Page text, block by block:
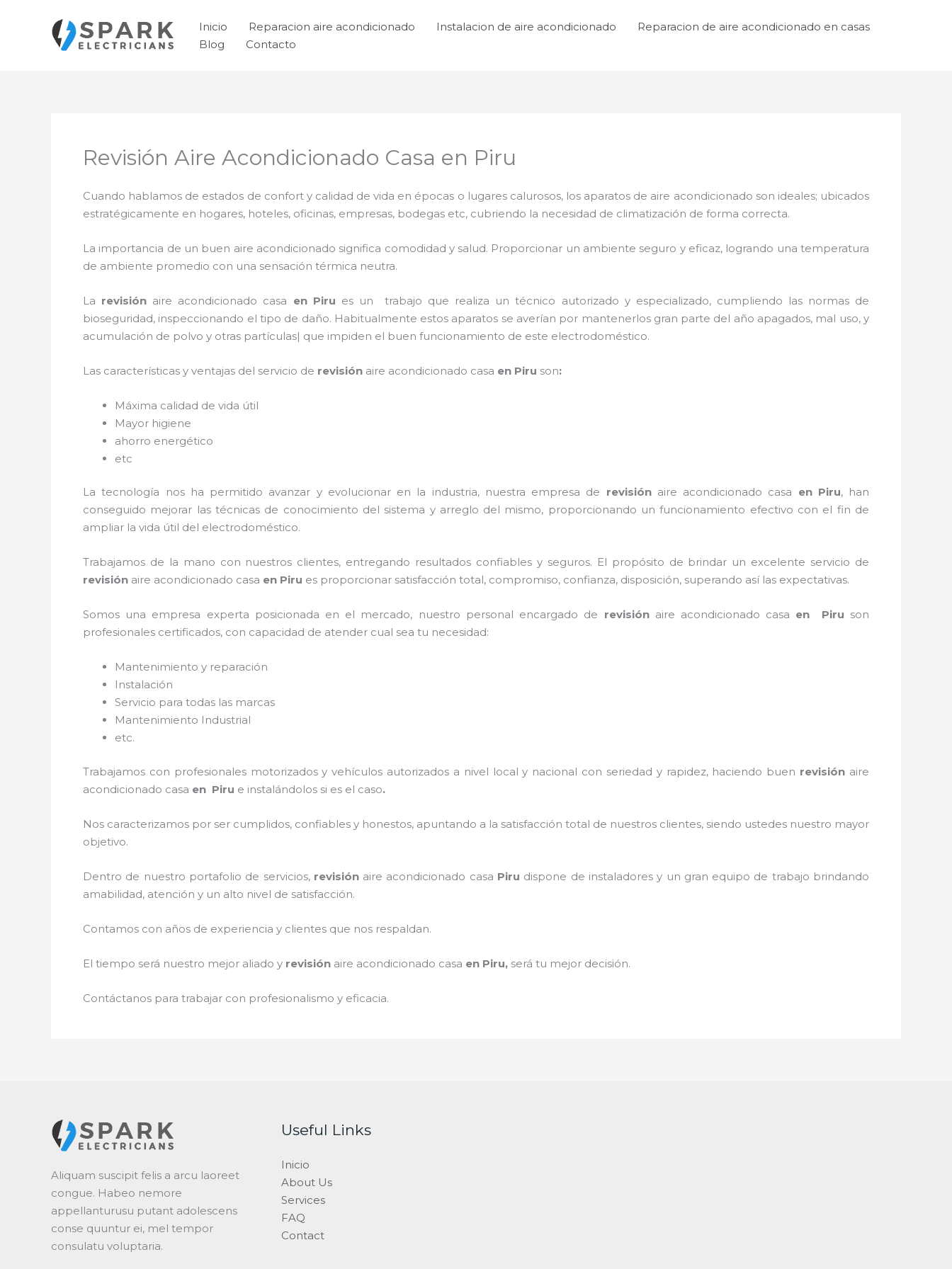
contenido
Inicio Reparacion aire acondicionado Instalacion de aire acondicionado
Reparacion de aire acondicionado en casas
Blog
Contacto
Revisión Aire Acondicionado Casa en Piru
Cuando hablamos de estados de confort y calidad de vida en épocas o lugares calurosos, los aparatos de aire acondicionado son ideales; ubicados
estratégicamente en hogares, hoteles, oficinas, empresas, bodegas etc, cubriendo la necesidad de climatización de forma correcta.
La importancia de un buen aire acondicionado significa comodidad y salud. Proporcionar un ambiente seguro y eficaz, logrando una temperatura
de ambiente promedio con una sensación térmica neutra.
La revisión aire acondicionado casa en Piru es un
trabajo que realiza un técnico autorizado y especializado, cumpliendo las normas de
bioseguridad, inspeccionando el tipo de daño. Habitualmente estos aparatos se averían por mantenerlos gran parte del año apagados, mal uso, y
acumulación de polvo y otras partículas| que impiden el buen funcionamiento de este electrodoméstico.
Las características y ventajas del servicio de revisión aire acondicionado casa en Piru son:
Máxima calidad de vida útil
Mayor higiene
ahorro energético
etc
La tecnología nos ha permitido avanzar y evolucionar en la industria, nuestra empresa de revisiónaire acondicionado casa en Piru, han
conseguido mejorar las técnicas de conocimiento del sistema y arreglo del mismo, proporcionando un funcionamiento efectivo con el fin de
ampliar la vida útil del electrodoméstico.
Trabajamos de la mano con nuestros clientes, entregando resultados confiables y seguros. El propósito de brindar un excelente servicio de
revisión aire acondicionado casa en Piru es proporcionar satisfacción total, compromiso, confianza, disposición, superando así las expectativas.
Somos una empresa experta posicionada en el mercado, nuestro personal encargado de revisiónaire acondicionado casa en Piru son
profesionales certificados, con capacidad de atender cual sea tu necesidad:
Mantenimiento y reparación
Instalación
Servicio para todas las marcas
Mantenimiento Industrial
etc.
Trabajamos con profesionales motorizados y vehículos autorizados a nivel local y nacional con seriedad y rapidez, haciendo buen revisión aire
acondicionado casa en Piru e instalándolos si es el caso.
Nos caracterizamos por ser cumplidos, confiables y honestos, apuntando a la satisfacción total de nuestros clientes, siendo ustedes nuestro mayor
objetivo.
Dentro de nuestro portafolio de servicios, revisiónaire acondicionado casa Piru dispone de instaladores y un gran equipo de trabajo brindando
amabilidad, atención y un alto nivel de satisfacción.
Contamos con años de experiencia y clientes que nos respaldan.
El tiempo será nuestro mejor aliado y revisión aire acondicionado casa en Piru, será tu mejor decisión.
Contáctanos para trabajar con profesionalismo y eficacia.
Aliquam suscipit felis a arcu laoreet
congue. Habeo nemore
appellanturusu putant adolescens
conse quuntur ei, mel tempor
consulatu voluptaria.
Useful Links
Inicio
About Us
Services
FAQ
Contact